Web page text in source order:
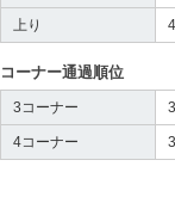
上り
コーナー通過順位
3コーナー
4コーナー